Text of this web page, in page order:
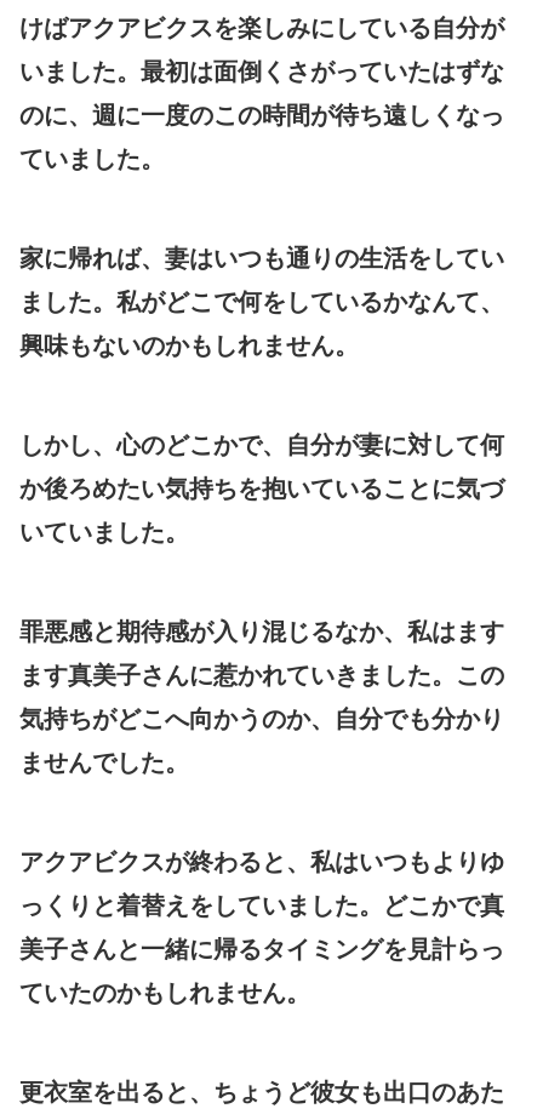
けばアクアビクスを楽しみにしている自分が
いました。最初は面倒くさがっていたはずな
のに、週に一度のこの時間が待ち遠しくなっ
ていました。
家に帰れば、妻はいつも通りの生活をしてい
ました。私がどこで何をしているかなんて、
興味もないのかもしれません。
しかし、心のどこかで、自分が妻に対して何
か後ろめたい気持ちを抱いていることに気づ
いていました。
罪悪感と期待感が入り混じるなか、私はます
ます真美子さんに惹かれていきました。この
気持ちがどこへ向かうのか、自分でも分かり
ませんでした。
アクアビクスが終わると、私はいつもよりゆ
っくりと着替えをしていました。どこかで真
美子さんと一緒に帰るタイミングを見計らっ
ていたのかもしれません。
更衣室を出ると、ちょうど彼女も出口のあた